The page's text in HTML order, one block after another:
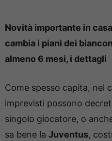
Novità importante in
cambia i piani dei
almeno 6 mesi, i dettagli
Come spesso capita, nel
imprevisti possono
singolo giocatore, o
sa bene la Juventus,